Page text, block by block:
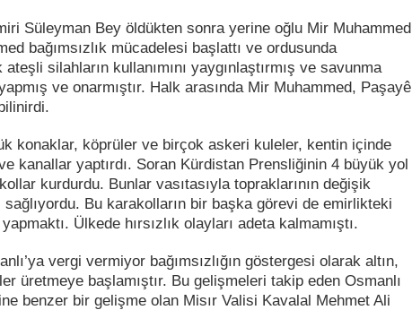
Süleyman Bey öldükten sonra yerine oğlu Mir Muhammed
bağımsızlık mücadelesi başlattı ve ordusunda
silahların kullanımını yaygınlaştırmış ve savunma
ve onarmıştır. Halk arasında Mir Muhammed, Paşayê
konaklar, köprüler ve birçok askeri kuleler, kentin içinde
kanallar yaptırdı. Soran Kürdistan Prensliğinin 4 büyük yol
kurdurdu. Bunlar vasıtasıyla topraklarının değişik
sağlıyordu. Bu karakolların bir başka görevi de emirlikteki
yapmaktı. Ülkede hırsızlık olayları adeta kalmamıştı.
vergi vermiyor bağımsızlığın göstergesi olarak altın,
üretmeye başlamıştır. Bu gelişmeleri takip eden Osmanlı
benzer bir gelişme olan Misır Valisi Kavalal Mehmet Ali